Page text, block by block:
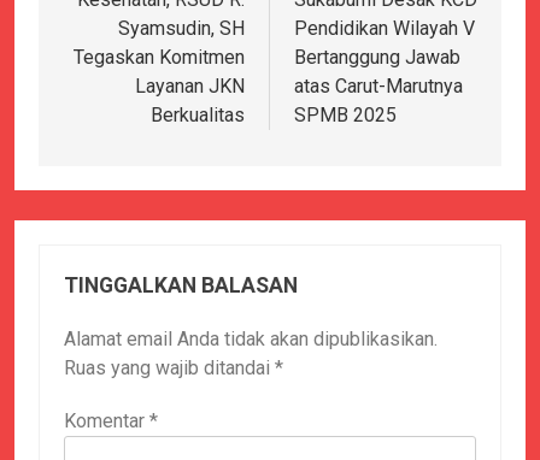
Syamsudin, SH
Tegaskan Komitmen
Layanan JKN
Berkualitas
Pendidikan Wilayah V
Bertanggung Jawab
atas Carut-Marutnya
SPMB 2025
TINGGALKAN BALASAN
Alamat email Anda tidak akan dipublikasikan.
Ruas yang wajib ditandai *
Komentar *